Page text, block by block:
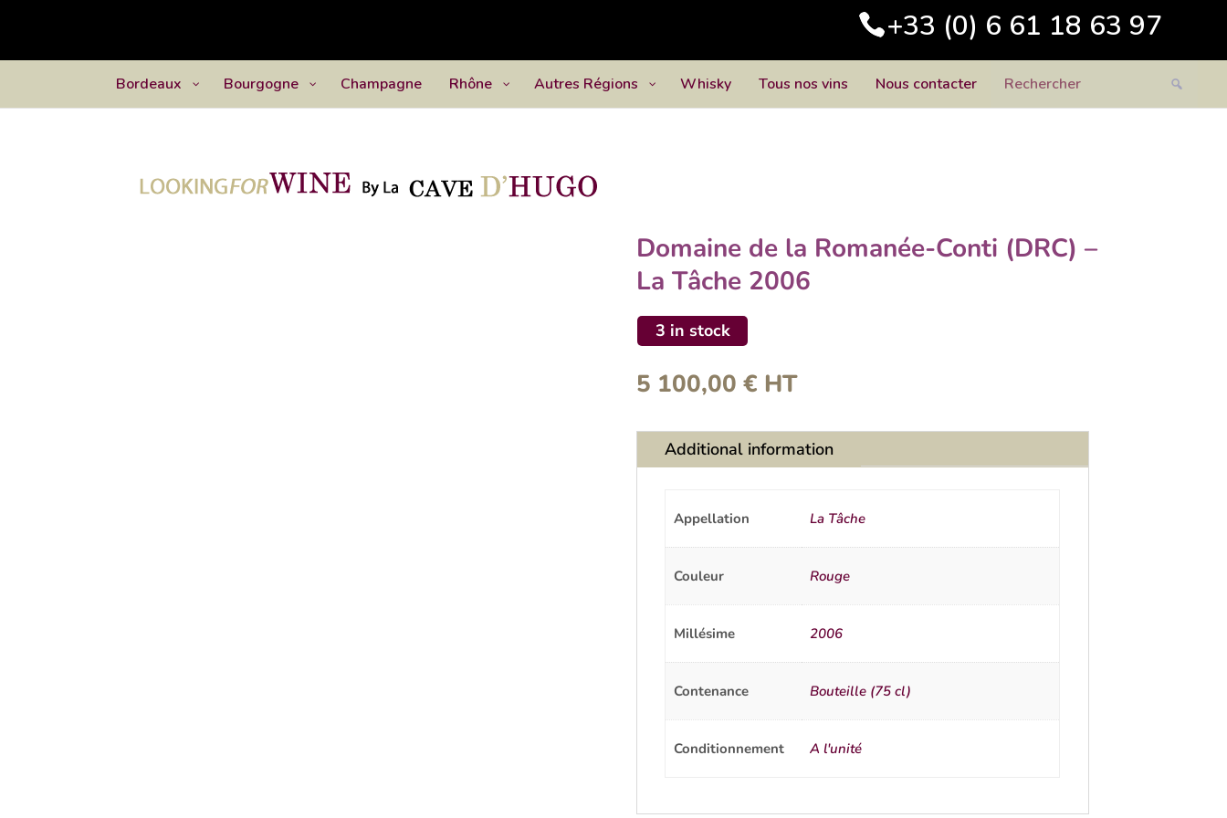
+33 (0) 6 61 18 63 97
Bordeaux Bourgogne Champagne Rhône Autres Régions Whisky Tous nos vins Nous contacter
Domaine de la Romanée-Conti (DRC) –
La Tâche 2006
3 in stock
5 100,00 € HT
Additional information
Appellation La Tâche
Couleur Rouge
Millésime 2006
Contenance Bouteille (75 cl)
Conditionnement A l'unité